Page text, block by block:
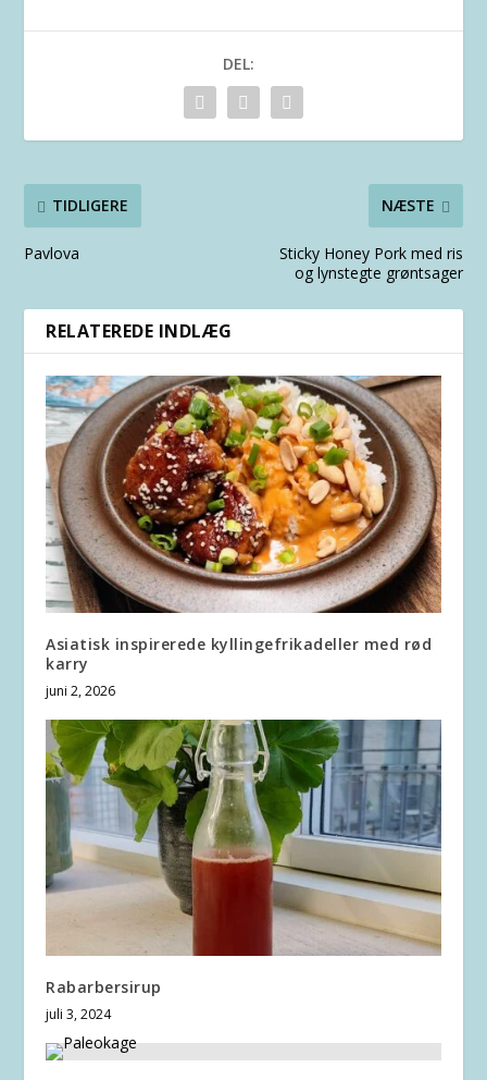
DEL:
TIDLIGERE
Pavlova
NÆSTE
Sticky Honey Pork med ris
og lynstegte grøntsager
RELATEREDE INDLÆG
Asiatisk inspirerede kyllingefrikadeller med rød
karry
juni 2, 2026
Rabarbersirup
juli 3, 2024